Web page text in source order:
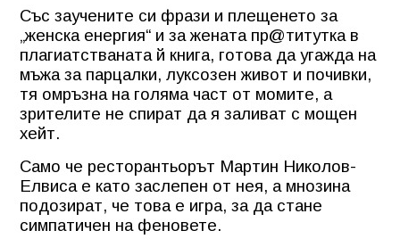
Със заучените си фрази и плещенето за
„женска енергия“ и за жената пр@титутка в
плагиатстваната й книга, готова да угажда на
мъжа за парцалки, луксозен живот и почивки,
тя омръзна на голяма част от момите, а
зрителите не спират да я заливат с мощен
хейт.
Само че ресторантьорът Мартин Николов-
Елвиса е като заслепен от нея, а мнозина
подозират, че това е игра, за да стане
симпатичен на феновете.